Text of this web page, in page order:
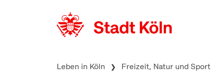
Leben in Köln Freizeit, Natur und Sport